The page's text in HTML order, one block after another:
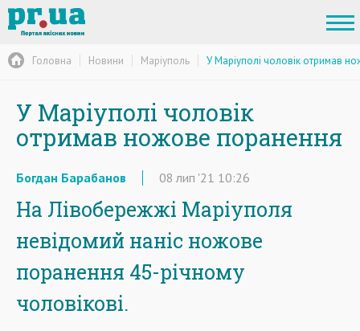
Головна Новини Маріуполь У Маріуполі чоловік отримав
У Маріуполі чоловік
отримав ножове поранення
Богдан Барабанов 08 лип '21 10:26
На Лівобережжі Маріуполя
невідомий наніс ножове
поранення 45-річному
чоловікові.